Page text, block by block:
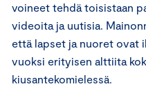
voineet tehdä toisistaan
videoita ja uutisia.
että lapset ja nuoret ovat
vuoksi erityisen alttiita
kiusantekomielessä.